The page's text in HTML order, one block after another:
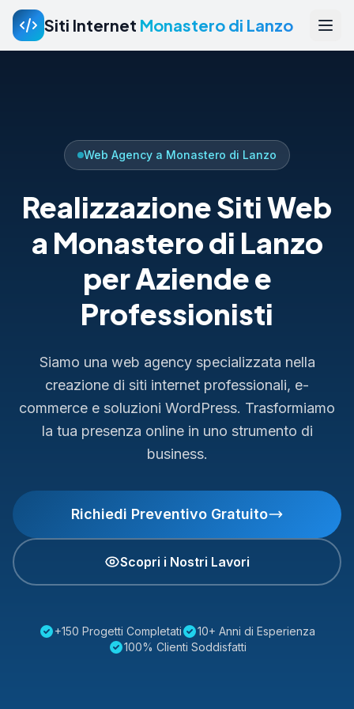
Siti Internet Monastero di Lanzo
Web Agency a Monastero di Lanzo
Realizzazione Siti Web
a Monastero di Lanzo
per Aziende e
Professionisti
Siamo una web agency specializzata nella
creazione di siti internet professionali, e-
commerce e soluzioni WordPress. Trasformiamo
la tua presenza online in uno strumento di
business.
Richiedi Preventivo Gratuito
Scopri i Nostri Lavori
+150 Progetti Completati
10+ Anni di Esperienza
100% Clienti Soddisfatti